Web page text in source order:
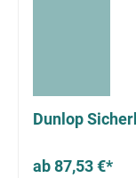
Dunlop
ab 87,53 €*